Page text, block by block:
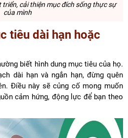
cải thiện mục đích sống thực sự
của mình
tiêu dài hạn hoặc
biết hình dung mục tiêu của họ.
dài hạn và ngắn hạn, đừng quên
Điều này sẽ củng cố mong muốn
cảm hứng, động lực để bạn theo